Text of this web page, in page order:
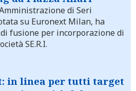
di Seri
su Euronext Milan, ha
fusione per incorporazione di
SE.R.I.
in linea per tutti target